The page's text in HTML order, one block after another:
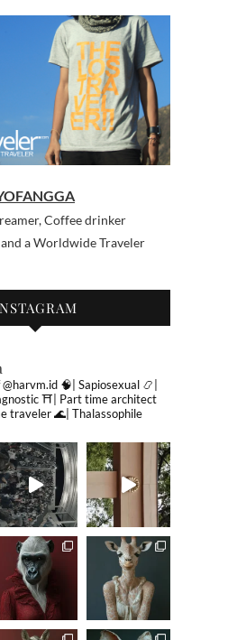
Coffee drinker
a Worldwide Traveler
🧠| Sapiosexual 📿|
⛩| Part time architect
traveler🌊| Thalassophile